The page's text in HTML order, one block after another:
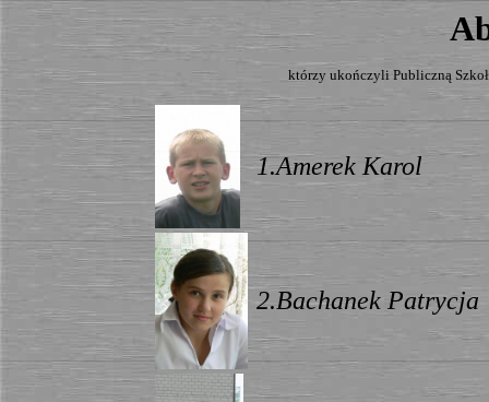
którzy ukończyli Publiczną
1.Amerek Karol
2.Bachanek Patrycja